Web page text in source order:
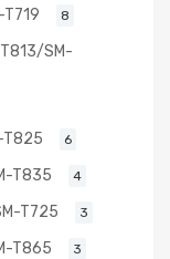
T719 8
SM-
T825 6
T835 4
T725 3
T865 3